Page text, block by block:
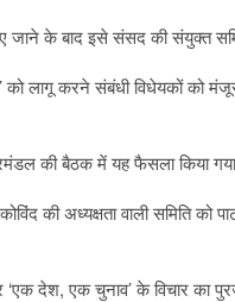
जाने के बाद इसे संसद की संयुक्त
को लागू करने संबंधी विधेयकों को
की बैठक में यह फैसला किया
की अध्यक्षता वाली समिति को
देश, एक चुनाव’ के विचार का